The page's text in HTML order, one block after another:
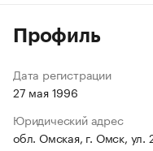
Профиль
Дата регистрации
27 мая 1996
Юридический адрес
обл. Омская, г. Омск, ул.